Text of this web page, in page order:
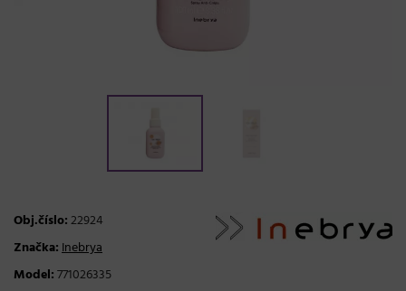
Obj.číslo:22924
Značka:Inebrya
Model:771026335